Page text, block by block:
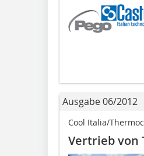
Ausgabe 06/2012
Cool Italia/
Vertrieb von